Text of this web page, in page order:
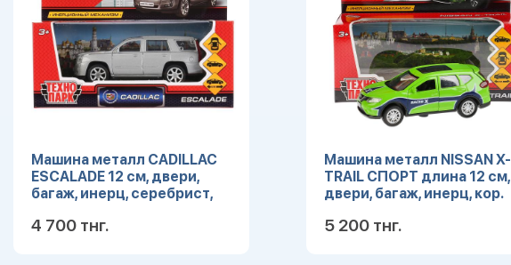
Машина металл CADILLAC
ESCALADE 12 см, двери,
багаж, инерц, серебрист,
SL
4 700 тнг.
Машина металл NISSAN X-
TRAIL СПОРТ длина 12 см,
двери, багаж, инерц, кор.
5 200 тнг.